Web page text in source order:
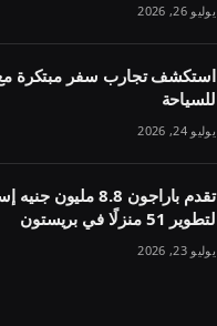
يوليو 26, 2026
استكشف تجارب سفر مبتكرة
للسياحة
يوليو 24, 2026
تقدم باراجون 8.8 مليون
لتطوير 51 منزلًا في بريستون
يوليو 23, 2026